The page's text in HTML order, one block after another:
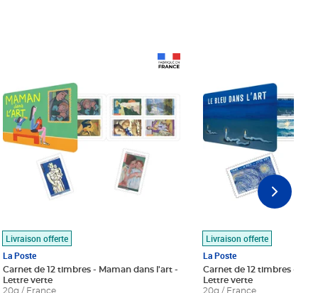
Livraison offerte
La Poste
Carnet de 12 timbres - Maman dans l'art -
Lettre verte
20g / France
Livraison offerte
La Poste
Carnet de 12 timbres - Le
Lettre verte
20g / France